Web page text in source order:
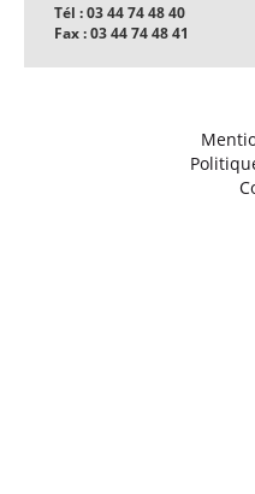
Tél : 03 44 74 48 40
Fax : 03 44 74 48 41